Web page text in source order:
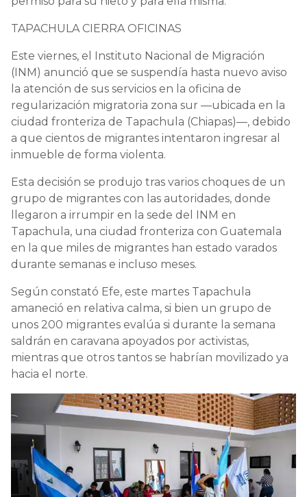
TAPACHULA CIERRA OFICINAS
Este viernes, el Instituto Nacional de Migración
(INM) anunció que se suspendía hasta nuevo aviso
la atención de sus servicios en la oficina de
regularización migratoria zona sur —ubicada en la
ciudad fronteriza de Tapachula (Chiapas)—, debido
a que cientos de migrantes intentaron ingresar al
inmueble de forma violenta.
Esta decisión se produjo tras varios choques de un
grupo de migrantes con las autoridades, donde
llegaron a irrumpir en la sede del INM en
Tapachula, una ciudad fronteriza con Guatemala
en la que miles de migrantes han estado varados
durante semanas e incluso meses.
Según constató Efe, este martes Tapachula
amaneció en relativa calma, si bien un grupo de
unos 200 migrantes evalúa si durante la semana
saldrán en caravana apoyados por activistas,
mientras que otros tantos se habrían movilizado ya
hacia el norte.